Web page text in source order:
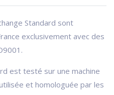
Standard sont
exclusivement avec des
est testé sur une machine
et homologuée par les